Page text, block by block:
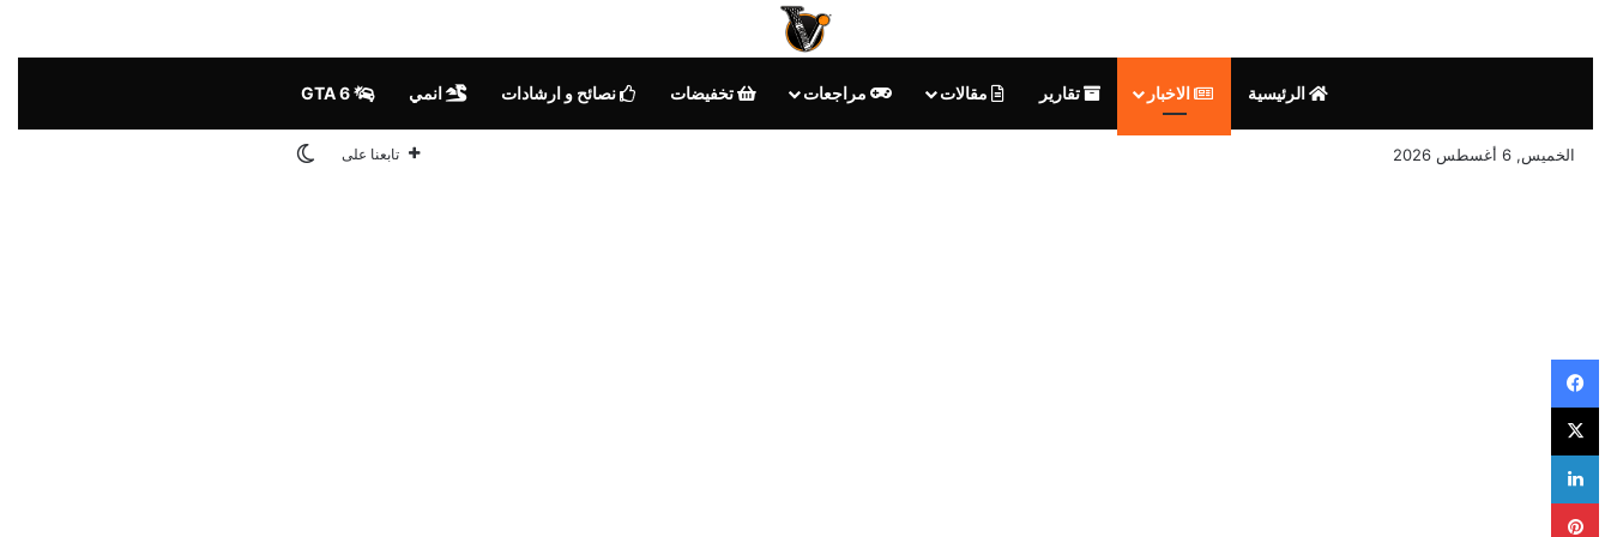
الرئيسية الاخبار تقارير مقالات مراجعات تخفيضات نصائح و ارشادات انمي
الخميس, 6 أغسطس 2026 تابعنا على الوضع المظلم
فيسبوك
‫X
لينكدإن
بينتيريست